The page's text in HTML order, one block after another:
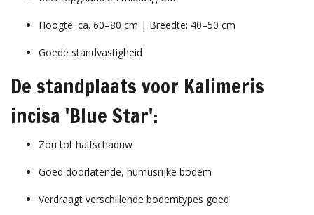
Hoogte: ca. 60–80 cm | Breedte: 40–50 cm
Goede standvastigheid
De standplaats voor Kalimeris
incisa 'Blue Star':
Zon tot halfschaduw
Goed doorlatende, humusrijke bodem
Verdraagt verschillende bodemtypes goed